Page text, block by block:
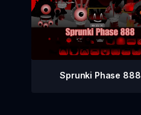
Sprunki Phase 888